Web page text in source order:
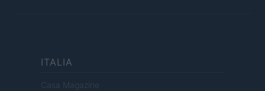
ITALIA
Casa Magazine